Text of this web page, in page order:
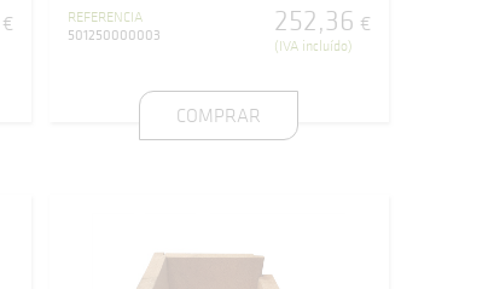
€
REFERENCIA
501250000003
252,36 €
(IVA incluído)
COMPRAR